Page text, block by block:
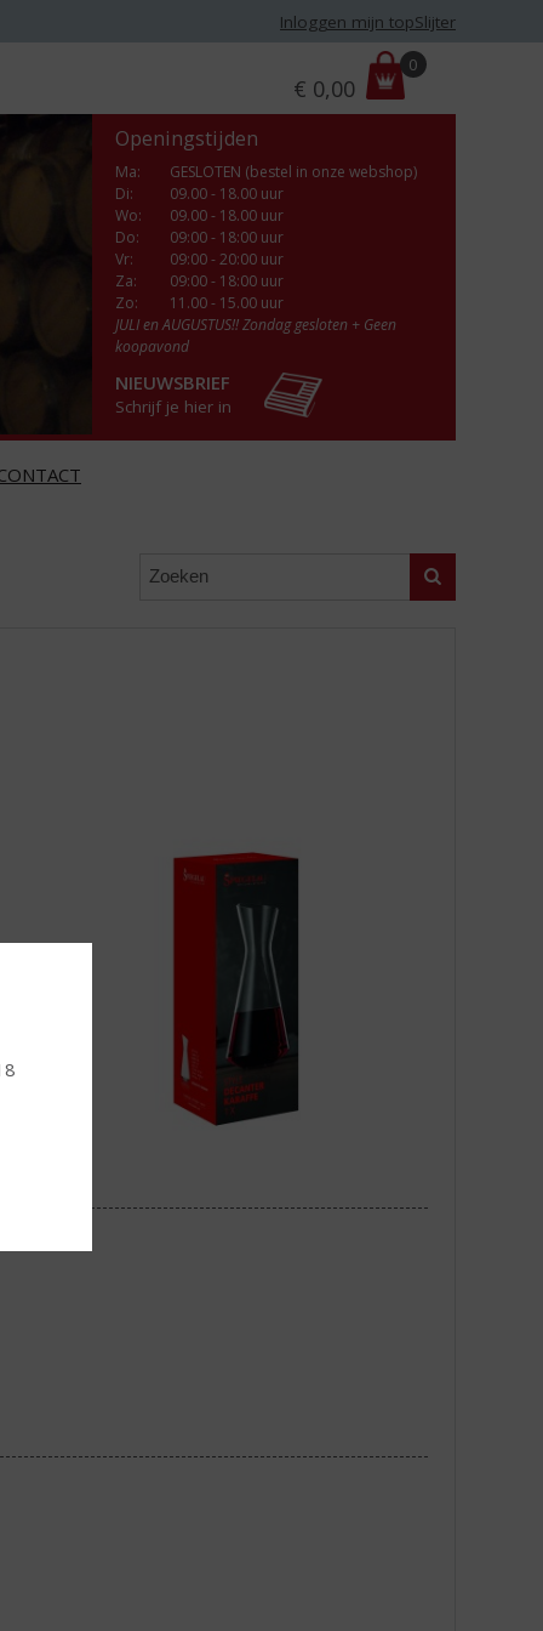
Inloggen mijn topSlijter
r
i
s
€ 0,00
0
Openingstijden
Ma:
GESLOTEN (bestel in onze webshop)
Di:
09.00 - 18.00 uur
Wo:
09.00 - 18.00 uur
Do:
09:00 - 18:00 uur
Vr:
09:00 - 20:00 uur
Za:
09:00 - 18:00 uur
Zo:
11.00 - 15.00 uur
JULI en AUGUSTUS!! Zondag gesloten + Geen
koopavond
NIEUWSBRIEF
Schrijf je hier in
Zoeken